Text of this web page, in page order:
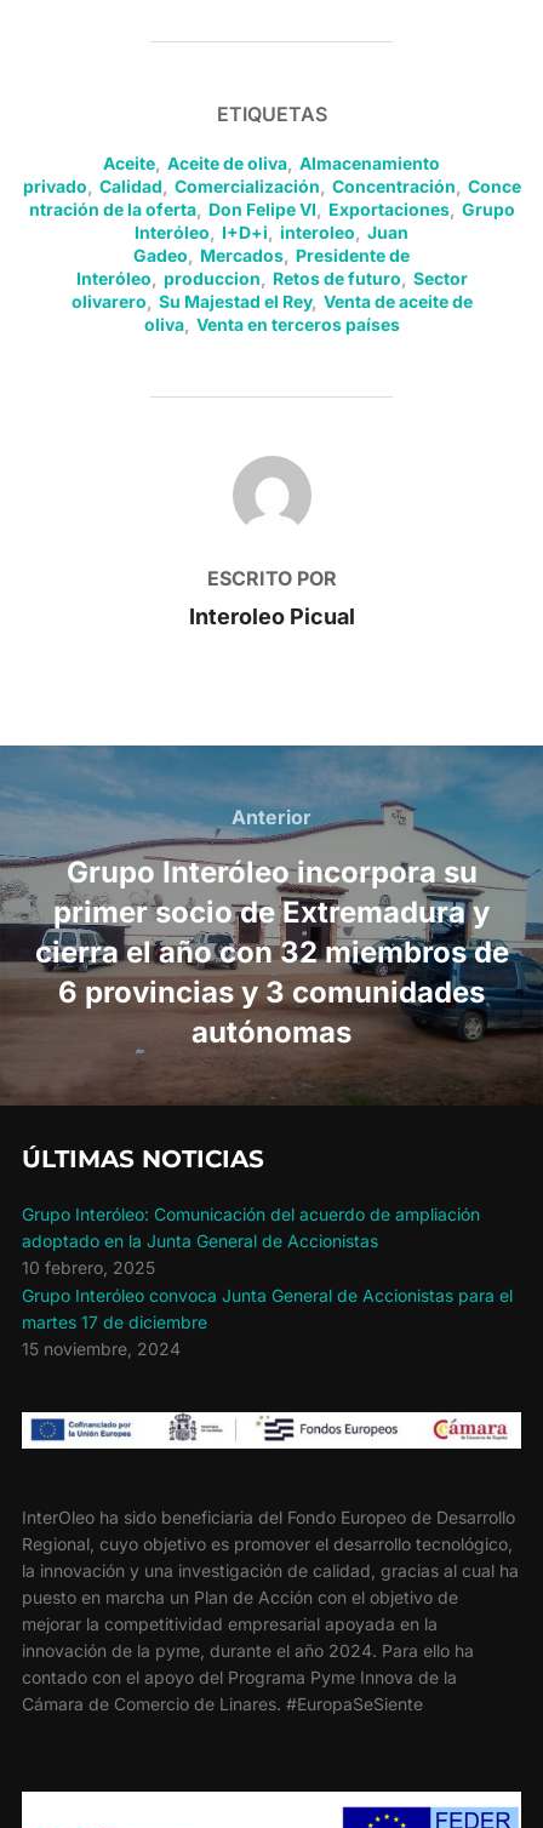
ETIQUETAS
Aceite Aceite de oliva Almacenamiento
privado
Calidad Comercialización Concentración
Conce
ntración de la oferta, Don Felipe VI Exportaciones, Grupo
Interóleo
I+D+i interoleo
Juan
Gadeo
Mercados
Presidente de
Interóleo
produccion Retos de futuro
Sector
olivarero
Su Majestad el Rey, Venta de aceite de
oliva, Venta en terceros países
AUTOR DE LA PUBLICACIÓN
ESCRITO POR
Interoleo Picual
Navegación
de
entradas
Anterior
Anterior
Grupo Interóleo incorpora su
primer socio de Extremadura y
cierra el año con 32 miembros de
6 provincias y 3 comunidades
autónomas
ÚLTIMAS NOTICIAS
Grupo Interóleo: Comunicación del acuerdo de ampliación
adoptado en la Junta General de Accionistas
10 febrero, 2025
Grupo Interóleo convoca Junta General de Accionistas para el
martes 17 de diciembre
15 noviembre, 2024
InterOleo ha sido beneficiaria del Fondo Europeo de Desarrollo
Regional, cuyo objetivo es promover el desarrollo tecnológico,
la innovación y una investigación de calidad, gracias al cual ha
puesto en marcha un Plan de Acción con el objetivo de
mejorar la competitividad empresarial apoyada en la
innovación de la pyme, durante el año 2024. Para ello ha
contado con el apoyo del Programa Pyme Innova de la
Cámara de Comercio de Linares. #EuropaSeSiente